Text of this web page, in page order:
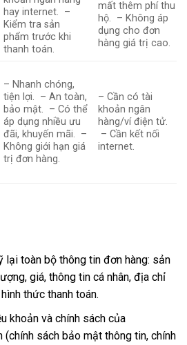
hay internet. –
Kiểm tra sản
phẩm trước khi
thanh toán.
mất thêm phí thu
hộ. – Không áp
dụng cho đơn
hàng giá trị cao.
– Nhanh chóng,
tiện lợi. – An toàn,
bảo mật. – Có thể
áp dụng nhiều ưu
đãi, khuyến mãi. –
Không giới hạn giá
trị đơn hàng.
– Cần có tài
khoản ngân
hàng/ví điện tử.
– Cần kết nối
internet.
lại toàn bộ thông tin đơn hàng: sản
giá, thông tin cá nhân, địa chỉ
thức thanh toán.
khoản và chính sách của
(chính sách bảo mật thông tin, chính